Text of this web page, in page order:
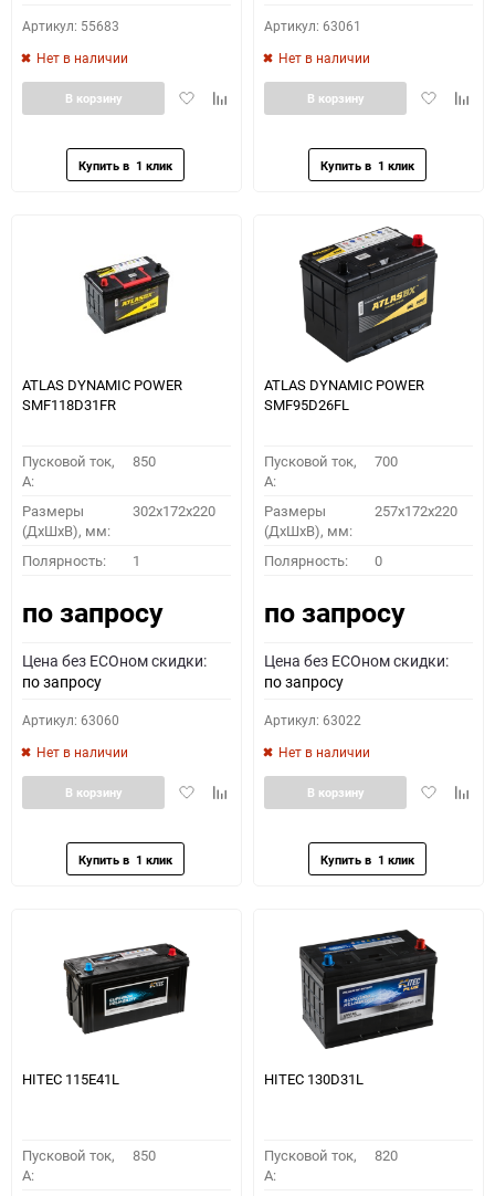
Артикул: 55683
Нет в наличии
ДобавитьДобавить
В корзину
Артикул: 63061
Нет в наличии
Добавить
В корзину
ATLAS DYNAMIC POWER
SMF118D31FR
Пусковой ток,
A:
850
Размеры
(ДхШхВ), мм:
302x172x220
Полярность: 1
по запросу
Цена без ECOном скидки:
по запросу
Артикул: 63060
Нет в наличии
ДобавитьДобавить
В корзину
ATLAS DYNAMIC POWER
SMF95D26FL
Пусковой ток,
A:
700
Размеры
(ДхШхВ), мм:
257x172x220
Полярность: 0
по запросу
Цена без ECOном скидки:
по запросу
Артикул: 63022
Нет в наличии
Добавить
В корзину
HITEC 115E41L
Пусковой ток,
A:
850
HITEC 130D31L
Пусковой ток,
A:
820